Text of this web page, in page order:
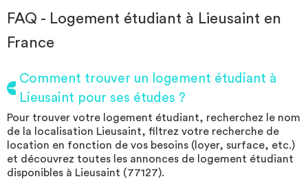
FAQ - Logement étudiant à Lieusaint en
France
Comment trouver un logement étudiant à
Lieusaint pour ses études ?
Pour trouver votre logement étudiant, recherchez le nom
de la localisation Lieusaint, filtrez votre recherche de
location en fonction de vos besoins (loyer, surface, etc.)
et découvrez toutes les annonces de logement étudiant
disponibles à Lieusaint (77127).